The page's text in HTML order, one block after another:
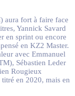
aura fort à faire face
Yannick Savard
en sprint ou encore
en KZ2 Master.
avec Emmanuel
Sébastien Leder
Rougieux
en 2020, mais en